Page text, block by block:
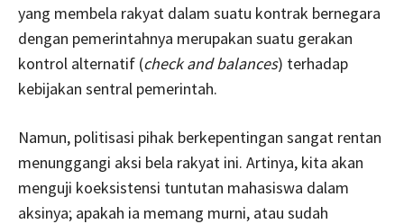
yang membela rakyat dalam suatu kontrak bernegara
dengan pemerintahnya merupakan suatu gerakan
kontrol alternatif (check and balances) terhadap
kebijakan sentral pemerintah.
Namun, politisasi pihak berkepentingan sangat rentan
menunggangi aksi bela rakyat ini. Artinya, kita akan
menguji koeksistensi tuntutan mahasiswa dalam
aksinya; apakah ia memang murni, atau sudah